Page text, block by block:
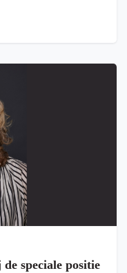
speciale positie